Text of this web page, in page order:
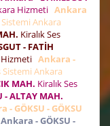
Hizmeti Ankara
Sistemi Ankara
Kiralık Ses
- FATİH
Hizmeti Ankara -
Sistemi Ankara
MAH. Kiralık Ses
- ALTAY MAH.
- GÖKSU - GÖKSU
Ankara - GÖKSU -